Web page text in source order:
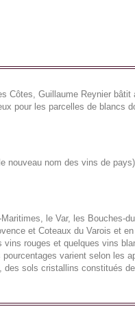
Côtes, Guillaume Reynier
pour les parcelles de blancs
nouveau nom des vins de
le Var, les Bouches-
et Coteaux du Varois et
rouges et quelques vins
varient selon les
des sols cristallins constitués